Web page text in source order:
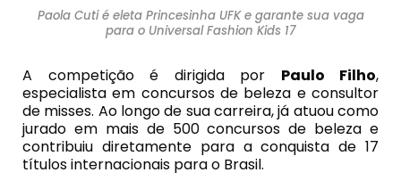
Paola Cuti é eleta Princesinha UFK e garante sua vaga
para o Universal Fashion Kids 17
A competição é dirigida por Paulo Filho,
especialista em concursos de beleza e consultor
de misses. Ao longo de sua carreira, já atuou como
jurado em mais de 500 concursos de beleza e
contribuiu diretamente para a conquista de 17
títulos internacionais para o Brasil.